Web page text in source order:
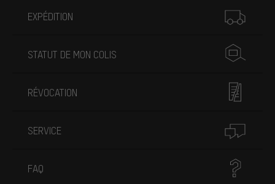
EXPÉDITION
STATUT DE MON COLIS
RÉVOCATION
SERVICE
FAQ